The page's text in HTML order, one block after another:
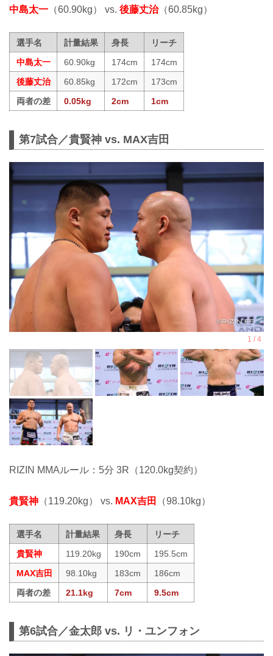
中島太一 （60.90kg） vs. 後藤丈治（60.85kg）
選手名 計量結果 身長
リーチ
中島太一
60.90kg 174cm
174cm
後藤丈治
60.85kg 172cm
173cm
両者の差
0.05kg 2cm 1cm
第7試合／貴賢神 vs. MAX吉田
RIZIN MMAルール：5分 3R（120.0kg契約）
貴賢神 （119.20kg） vs. MAX吉田 （98.10kg）
選手名 計量結果 身長
リーチ
貴賢神
119.20kg 190cm
195.5cm
MAX吉田
98.10kg 183cm
186cm
両者の差
21.1kg 7cm 9.5cm
第6試合／金太郎 vs. リ・ユンフォン